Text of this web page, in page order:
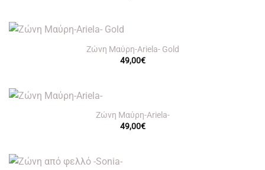
Ζώνη Μαύρη-Ariela- Gold
49,00€
Ζώνη Μαύρη-Ariela-
49,00€